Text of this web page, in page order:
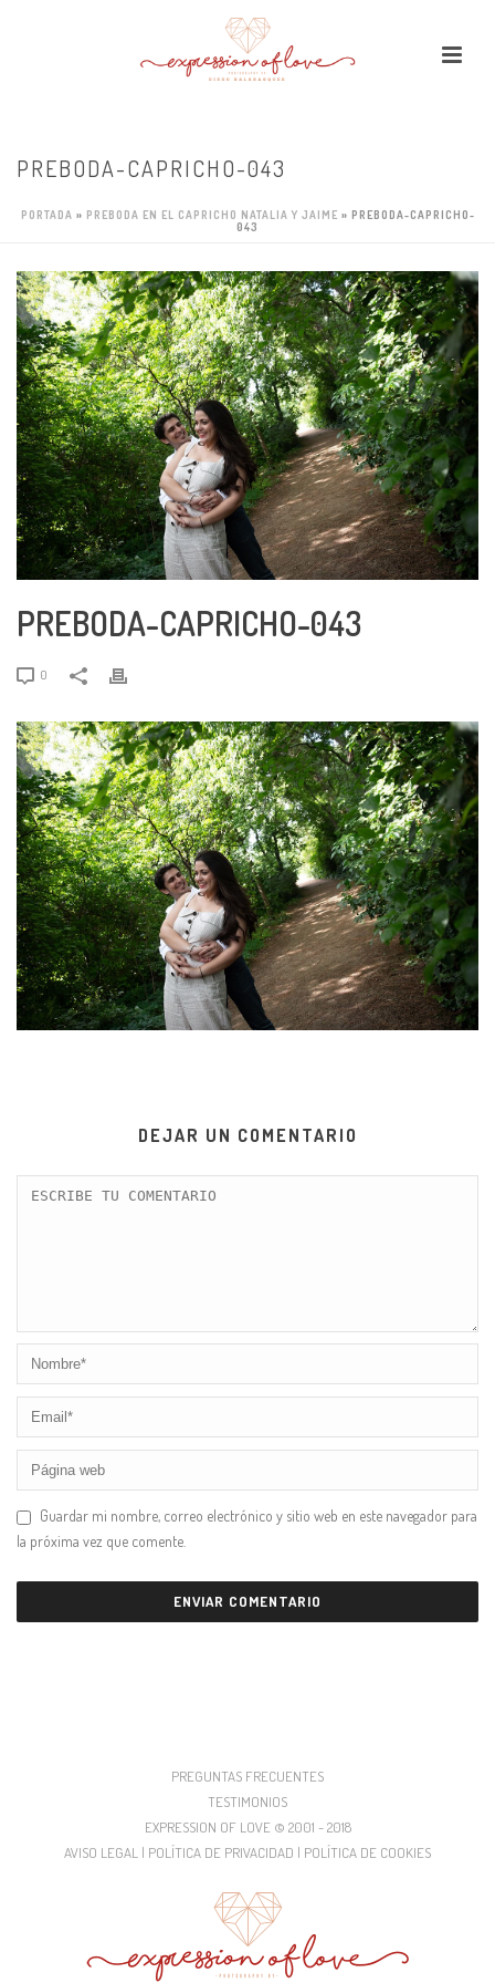
PREBODA-CAPRICHO-043
PORTADA » PREBODA EN EL CAPRICHO NATALIA Y JAIME » PREBODA-CAPRICHO-
043
PREBODA-CAPRICHO-043
0
DEJAR UN COMENTARIO
Guardar mi nombre, correo electrónico y sitio web en este navegador para
la próxima vez que comente.
PREGUNTAS FRECUENTES
TESTIMONIOS
EXPRESSION OF LOVE © 2001 - 2018
AVISO LEGAL | POLÍTICA DE PRIVACIDAD | POLÍTICA DE COOKIES